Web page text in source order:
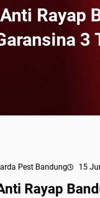
Rayap
3
Pest Bandung 15
Rayap